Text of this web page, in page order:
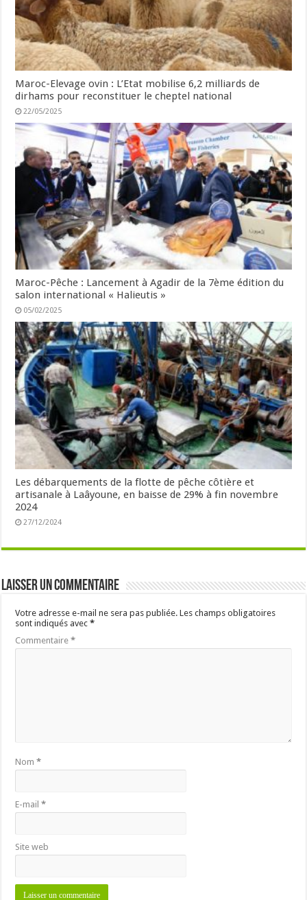
Maroc-Elevage ovin : L’Etat mobilise 6,2 milliards de
dirhams pour reconstituer le cheptel national
22/05/2025
Maroc-Pêche : Lancement à Agadir de la 7ème édition du
salon international « Halieutis »
05/02/2025
Les débarquements de la flotte de pêche côtière et
artisanale à Laâyoune, en baisse de 29% à fin novembre
2024
27/12/2024
Laisser un commentaire
Votre adresse e-mail ne sera pas publiée. Les champs obligatoires
sont indiqués avec*
Commentaire*
Nom*
E-mail*
Site web